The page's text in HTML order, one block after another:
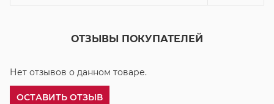
ОТЗЫВЫ ПОКУПАТЕЛЕЙ
Нет отзывов о данном товаре.
ОСТАВИТЬ ОТЗЫВ